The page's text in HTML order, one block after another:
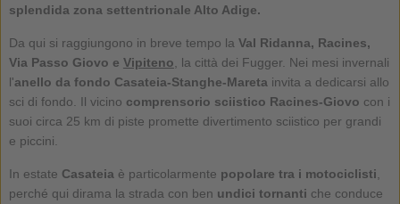
splendida zona settentrionale Alto Adige.
Da qui si raggiungono in breve tempo la Val Ridanna, Racines,
Via Passo Giovo e Vipiteno , la città dei Fugger. Nei mesi invernali
l'anello da fondo Casateia-Stanghe-Mareta invita a dedicarsi allo
sci di fondo. Il vicino comprensorio sciistico Racines-Giovo con i
suoi circa 25 km di piste promette divertimento sciistico per grandi
e piccini.
In estate Casateia è particolarmente popolare tra i motociclisti
perché qui dirama la strada con ben undici tornanti che conduce